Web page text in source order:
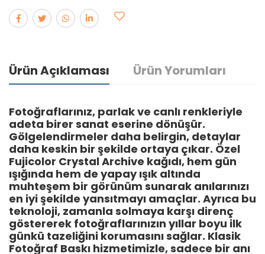
Ürün Açıklaması Ürün Yorumları
Fotoğraflarınız, parlak ve canlı renkleriyle
adeta birer sanat eserine dönüşür.
Gölgelendirmeler daha belirgin, detaylar
daha keskin bir şekilde ortaya çıkar. Özel
Fujicolor Crystal Archive kağıdı, hem gün
ışığında hem de yapay ışık altında
muhteşem bir görünüm sunarak anılarınızı
en iyi şekilde yansıtmayı amaçlar. Ayrıca bu
teknoloji, zamanla solmaya karşı direnç
göstererek fotoğraflarınızın yıllar boyu ilk
günkü tazeliğini korumasını sağlar. Klasik
Fotoğraf Baskı hizmetimizle, sadece bir anı
Yorum bulunamadı..